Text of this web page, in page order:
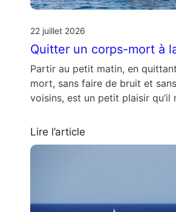
22 juillet 2026
Quitter un corps-mort à
Partir au petit matin, en
mort, sans faire de bruit et
voisins, est un petit plaisir qu’il
Lire l’article